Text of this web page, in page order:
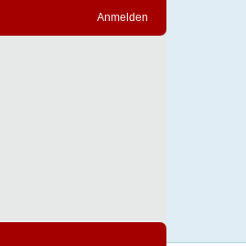
Anmelden